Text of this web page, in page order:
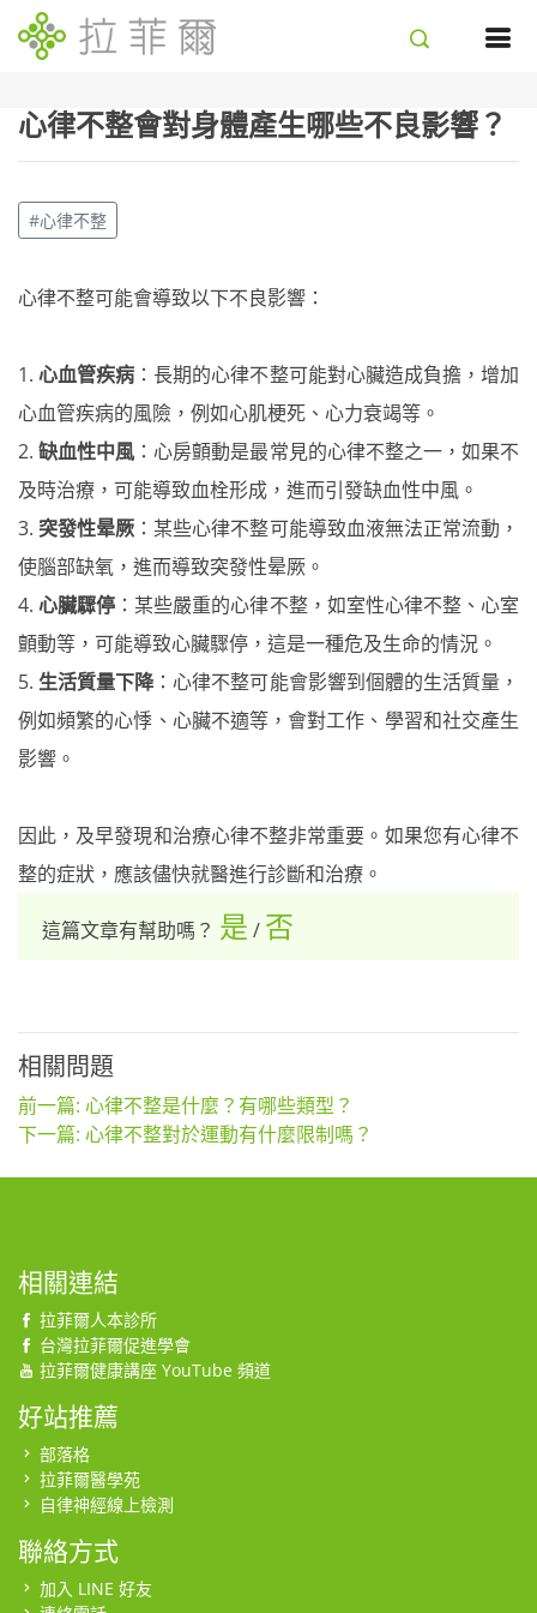
心律不整會對身體產生哪些不良影響？
#心律不整
心律不整可能會導致以下不良影響：
1.心血管疾病 ：長期的心律不整可能對心臟造成負擔，增加
心血管疾病的風險，例如心肌梗死、心力衰竭等。
2.缺血性中風 ：心房顫動是最常見的心律不整之一，如果不
及時治療，可能導致血栓形成，進而引發缺血性中風。
3. 突發性晕厥 ：某些心律不整可能導致血液無法正常流動，
使腦部缺氧，進而導致突發性晕厥。
4.心臟驟停 ：某些嚴重的心律不整，如室性心律不整、心室
顫動等，可能導致心臟驟停，這是一種危及生命的情況。
5. 生活質量下降：心律不整可能會影響到個體的生活質量，
例如頻繁的心悸、心臟不適等，會對工作、學習和社交產生
影響。
因此，及早發現和治療心律不整非常重要。如果您有心律不
整的症狀，應該儘快就醫進行診斷和治療。
這篇文章有幫助嗎？ 是 / 否
相關問題
前一篇: 心律不整是什麼？有哪些類型？
下一篇: 心律不整對於運動有什麼限制嗎？
相關連結
拉菲爾人本診所
台灣拉菲爾促進學會
拉菲爾健康講座 YouTube 頻道
好站推薦
部落格
拉菲爾醫學苑
自律神經線上檢測
聯絡方式
加入 LINE 好友